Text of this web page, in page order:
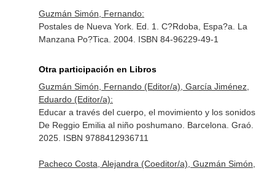
Guzmán Simón, Fernando:
Postales de Nueva York. Ed. 1. C?Rdoba, Espa?a. La
Manzana Po?Tica. 2004. ISBN 84-96229-49-1
Otra participación en Libros
Guzmán Simón, Fernando (Editor/a), García Jiménez,
Eduardo (Editor/a):
Educar a través del cuerpo, el movimiento y los sonidos
De Reggio Emilia al niño poshumano. Barcelona. Graó.
2025. ISBN 9788412936711
Pacheco Costa, Alejandra (Coeditor/a), Guzmán Simón,